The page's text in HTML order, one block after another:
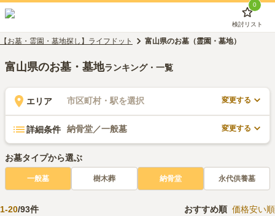
0
検討リスト
【お墓・霊園・墓地探し】ライフドット 富山県のお墓（霊園・墓地）
富山県のお墓・墓地ランキング・一覧
エリア 市区町村・駅を選択 変更する
詳細条件 納骨堂／一般墓 変更する
お墓タイプから選ぶ
一般墓 樹木葬 納骨堂 永代供養墓
1-20/93件 おすすめ順 価格安い順